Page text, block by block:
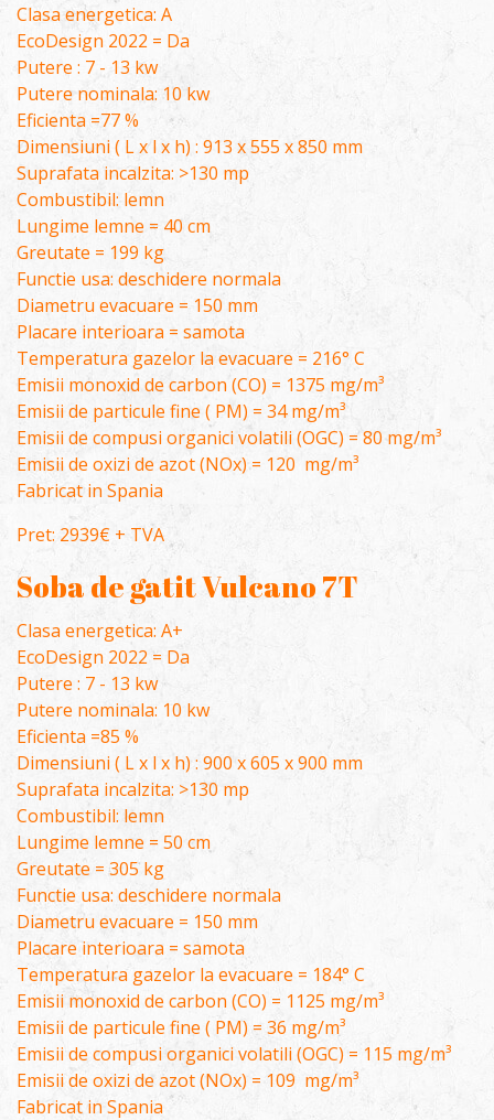
Clasa energetica: A
EcoDesign 2022 = Da
Putere : 7 - 13 kw
Putere nominala: 10 kw
Eficienta =77 %
Dimensiuni ( L x l x h) : 913 x 555 x 850 mm
Suprafata incalzita: >130 mp
Combustibil: lemn
Lungime lemne = 40 cm
Greutate = 199 kg
Functie usa: deschidere normala
Diametru evacuare = 150 mm
Placare interioara = samota
Temperatura gazelor la evacuare = 216° C
Emisii monoxid de carbon (CO) = 1375 mg/m³
Emisii de particule fine ( PM) = 34 mg/m³
Emisii de compusi organici volatili (OGC) = 80 mg/m³
Emisii de oxizi de azot (NOx) = 120 mg/m³
Fabricat in Spania
Pret: 2939€ + TVA
Soba de gatit Vulcano 7T
Clasa energetica: A+
EcoDesign 2022 = Da
Putere : 7 - 13 kw
Putere nominala: 10 kw
Eficienta =85 %
Dimensiuni ( L x l x h) : 900 x 605 x 900 mm
Suprafata incalzita: >130 mp
Combustibil: lemn
Lungime lemne = 50 cm
Greutate = 305 kg
Functie usa: deschidere normala
Diametru evacuare = 150 mm
Placare interioara = samota
Temperatura gazelor la evacuare = 184° C
Emisii monoxid de carbon (CO) = 1125 mg/m³
Emisii de particule fine ( PM) = 36 mg/m³
Emisii de compusi organici volatili (OGC) = 115 mg/m³
Emisii de oxizi de azot (NOx) = 109 mg/m³
Fabricat in Spania